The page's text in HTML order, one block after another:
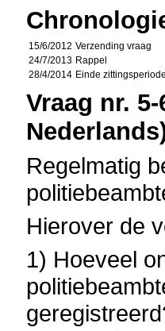
15/6/2012 Verzending vraag
24/7/2013 Rappel
28/4/2014 Einde zittingsperiode
Vraag nr.
Regelmatig
Hierover de
1) Hoeveel